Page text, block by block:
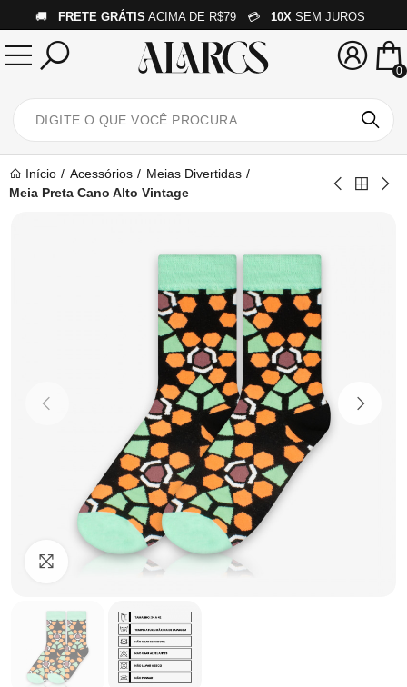
🚚 FRETE GRÁTIS ACIMA DE R$79 💳 10X SEM JUROS
0
Início Acessórios
Meias Divertidas
Meia Preta Cano Alto Vintage
Clique para ampliar